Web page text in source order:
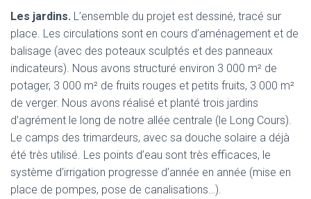
Les jardins. L’ensemble du projet est dessiné, tracé sur
place. Les circulations sont en cours d’aménagement et de
balisage (avec des poteaux sculptés et des panneaux
indicateurs). Nous avons structuré environ 3 000 m² de
potager, 3 000 m² de fruits rouges et petits fruits, 3 000 m²
de verger. Nous avons réalisé et planté trois jardins
d’agrément le long de notre allée centrale (le Long Cours).
Le camps des trimardeurs, avec sa douche solaire a déjà
été très utilisé. Les points d’eau sont très efficaces, le
système d’irrigation progresse d’année en année (mise en
place de pompes, pose de canalisations…).